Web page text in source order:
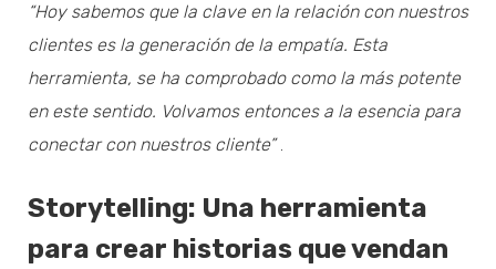
“Hoy sabemos que la clave en la relación con nuestros
clientes es la generación de la empatía. Esta
herramienta, se ha comprobado como la más potente
en este sentido. Volvamos entonces a la esencia para
conectar con nuestros cliente”.
Storytelling: Una herramienta
para crear historias que vendan